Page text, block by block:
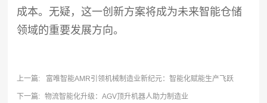
成本。无疑，这一创新方案将成为未来智能仓储
领域的重要发展方向。
上一篇: 富唯智能AMR引领机械制造业新纪元：智能化赋能生产飞跃
下一篇: 物流智能化升级：AGV顶升机器人助力制造业